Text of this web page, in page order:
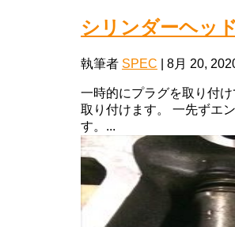
シリンダーヘッ
執筆者 SPEC 8月 20,
一時的にプラグを取り付
取り付けます。 一先ずエ
す。...